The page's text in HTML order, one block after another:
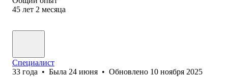
45 лет 2 месяца
Специалист
33 года • Была 24 июня • Обновлено 10 ноября 2025